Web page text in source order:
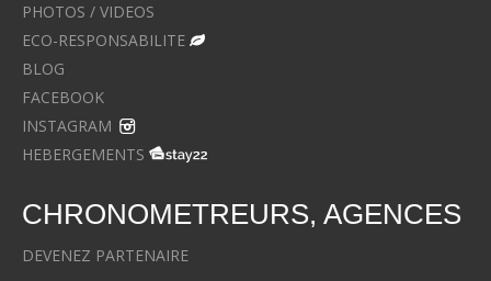
PHOTOS / VIDEOS
ECO-RESPONSABILITE
BLOG
FACEBOOK
INSTAGRAM
HEBERGEMENTS
CHRONOMETREURS, AGENCES
DEVENEZ PARTENAIRE